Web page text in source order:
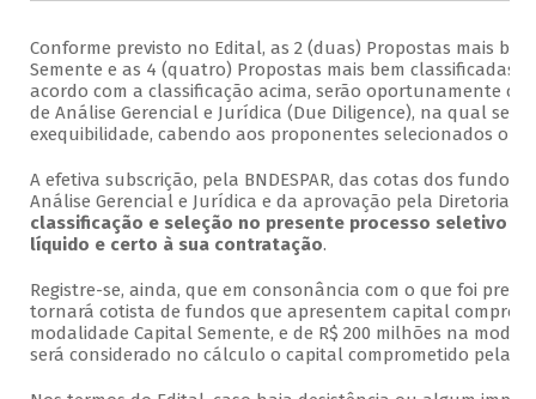
Conforme previsto no Edital, as 2 (duas) Propostas mais
Semente e as 4 (quatro) Propostas mais bem classificadas
acordo com a classificação acima, serão oportunamente
de Análise Gerencial e Jurídica (Due Diligence), na qual
exequibilidade, cabendo aos proponentes selecionados o
A efetiva subscrição, pela BNDESPAR, das cotas dos
Análise Gerencial e Jurídica e da aprovação pela Diretoria da
classificação e seleção no presente processo seletivo
líquido e certo à sua contratação.
Registre-se, ainda, que em consonância com o que foi
tornará cotista de fundos que apresentem capital
modalidade Capital Semente, e de R$ 200 milhões na
será considerado no cálculo o capital comprometido pela